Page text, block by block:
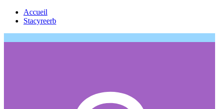
Accueil
Stacyreerb